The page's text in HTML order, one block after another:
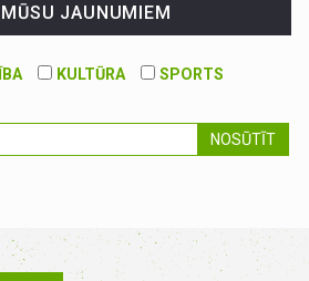
JAUNUMIEM
KULTŪRA
SPORTS
NOSŪTĪT